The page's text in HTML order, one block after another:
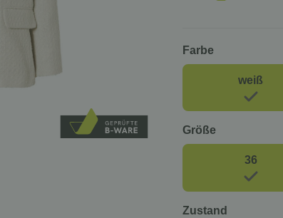
Farbe
weiß
Größe
36
Zustand